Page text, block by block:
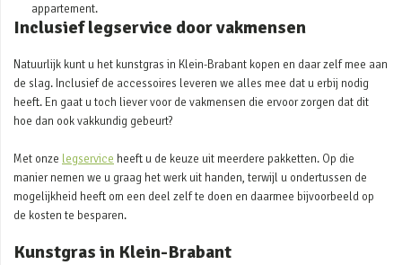
appartement.
Inclusief legservice door vakmensen
Natuurlijk kunt u het kunstgras in Klein-Brabant kopen en daar zelf mee aan
de slag. Inclusief de accessoires leveren we alles mee dat u erbij nodig
heeft. En gaat u toch liever voor de vakmensen die ervoor zorgen dat dit
hoe dan ook vakkundig gebeurt?
Met onze legservice heeft u de keuze uit meerdere pakketten. Op die
manier nemen we u graag het werk uit handen, terwijl u ondertussen de
mogelijkheid heeft om een deel zelf te doen en daarmee bijvoorbeeld op
de kosten te besparen.
Kunstgras in Klein-Brabant